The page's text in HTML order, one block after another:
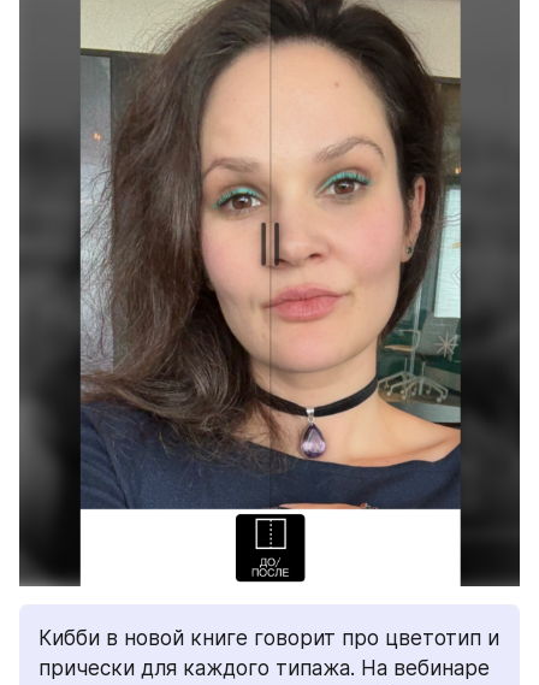
Кибби в новой книге говорит про цветотип и
прически для каждого типажа. На вебинаре